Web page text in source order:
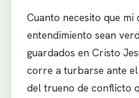
Cuanto necesito que mi
entendimiento sean
guardados en Cristo
corre a turbarse ante
del trueno de conflicto